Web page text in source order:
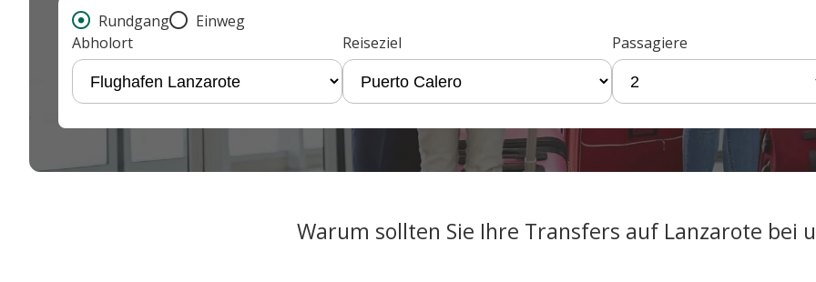
Rundgang
Einweg
Abholort
Reiseziel Passagiere
Warum sollten Sie Ihre Transfers auf Lanzarote bei